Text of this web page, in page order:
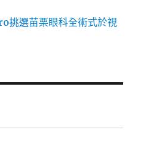
挑選苗栗眼科全術式於視